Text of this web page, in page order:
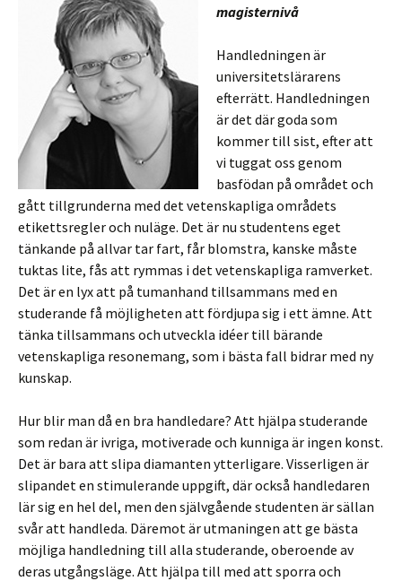
magisternivå
Handledningen är
universitetslärarens
efterrätt. Handledningen
är det där goda som
kommer till sist, efter att
vi tuggat oss genom
basfödan på området och
gått tillgrunderna med det vetenskapliga områdets
etikettsregler och nuläge. Det är nu studentens eget
tänkande på allvar tar fart, får blomstra, kanske måste
tuktas lite, fås att rymmas i det vetenskapliga ramverket.
Det är en lyx att på tumanhand tillsammans med en
studerande få möjligheten att fördjupa sig i ett ämne. Att
tänka tillsammans och utveckla idéer till bärande
vetenskapliga resonemang, som i bästa fall bidrar med ny
kunskap.
Hur blir man då en bra handledare? Att hjälpa studerande
som redan är ivriga, motiverade och kunniga är ingen konst.
Det är bara att slipa diamanten ytterligare. Visserligen är
slipandet en stimulerande uppgift, där också handledaren
lär sig en hel del, men den självgående studenten är sällan
svår att handleda. Däremot är utmaningen att ge bästa
möjliga handledning till alla studerande, oberoende av
deras utgångsläge. Att hjälpa till med att sporra och